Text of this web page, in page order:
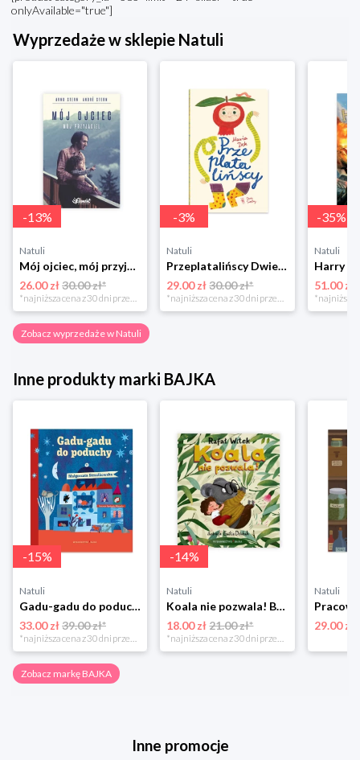
onlyAvailable="true"]
Wyprzedaże w sklepie Natuli
-13%
Natuli
Mój ojciec, mój przyjaciel Element
26.00 zł30.00 zł*
*najniższa cena z 30 dni przed obniżką
-3%
Natuli
Przeplatalińscy Dwie siostry
29.00 zł 30.00 zł*
*najniższa cena z 30 dni przed obniżką
-35%
Natuli
51.00 zł
Zobacz wyprzedaże w Natuli
Inne produkty marki BAJKA
-15%
Natuli
Gadu-gadu do poduchy Bajka
33.00 zł39.00 zł*
-14%
Natuli
Koala nie pozwala! Bajka
18.00 zł 21.00 zł*
Natuli
29.00 zł
Zobacz markę BAJKA
Inne promocje